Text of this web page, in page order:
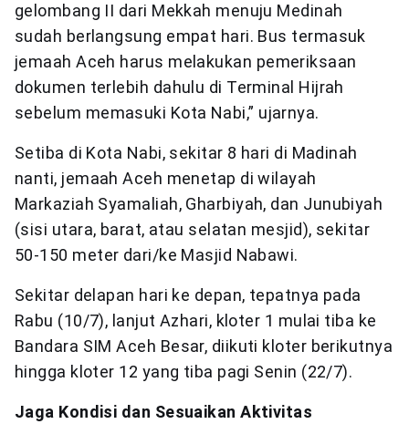
gelombang II dari Mekkah menuju Medinah
sudah berlangsung empat hari. Bus termasuk
jemaah Aceh harus melakukan pemeriksaan
dokumen terlebih dahulu di Terminal Hijrah
sebelum memasuki Kota Nabi,” ujarnya.
Setiba di Kota Nabi, sekitar 8 hari di Madinah
nanti, jemaah Aceh menetap di wilayah
Markaziah Syamaliah, Gharbiyah, dan Junubiyah
(sisi utara, barat, atau selatan mesjid), sekitar
50-150 meter dari/ke Masjid Nabawi.
Sekitar delapan hari ke depan, tepatnya pada
Rabu (10/7), lanjut Azhari, kloter 1 mulai tiba ke
Bandara SIM Aceh Besar, diikuti kloter berikutnya
hingga kloter 12 yang tiba pagi Senin (22/7).
Jaga Kondisi dan Sesuaikan Aktivitas